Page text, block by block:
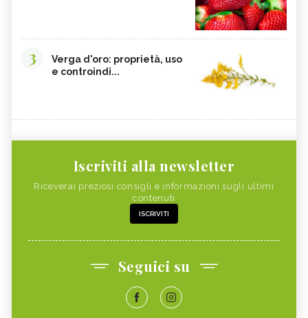
3
Verga d'oro: proprietà, uso
e controindi...
Iscriviti alla newsletter
Riceverai preziosi consigli e informazioni sugli ultimi
contenuti
ISCRIVITI
Seguici su